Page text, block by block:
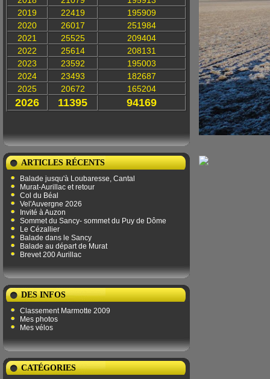
2019
22419
195909
2020
26017
251984
2021
25525
209404
2022
25614
208131
2023
23592
195003
2024
23493
182687
2025
20672 165204
2026 11395 94169
ARTICLES RÉCENTS
Balade jusqu'à Loubaresse, Cantal
Murat-Aurillac et retour
Col du Béal
Vel'Auvergne 2026
Invité à Auzon
Sommet du Sancy- sommet du Puy de Dôme
Le Cézallier
Balade dans le Sancy
Balade au départ de Murat
Brevet 200 Aurillac
DES INFOS
Classement Marmotte 2009
Mes photos
Mes vélos
CATÉGORIES